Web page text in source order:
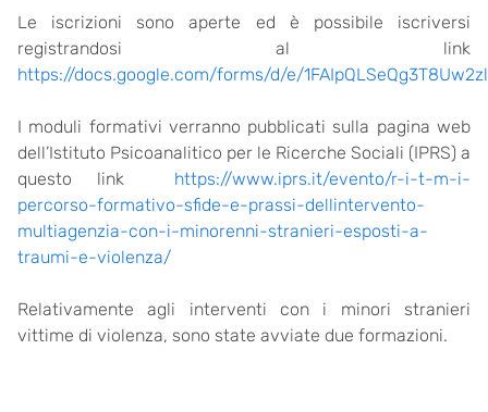
Le iscrizioni sono aperte ed è possibile iscriversi
registrandosi al link
https://docs.google.com/forms/d/e/
I moduli formativi verranno pubblicati sulla pagina web
dell’Istituto Psicoanalitico per le Ricerche Sociali (IPRS) a
questo link https://www.iprs.it/evento/r-i-t-m-i-
percorso-formativo-sfide-e-prassi-dellintervento-
multiagenzia-con-i-minorenni-stranieri-esposti-a-
traumi-e-violenza/
Relativamente agli interventi con i minori stranieri
vittime di violenza, sono state avviate due formazioni.